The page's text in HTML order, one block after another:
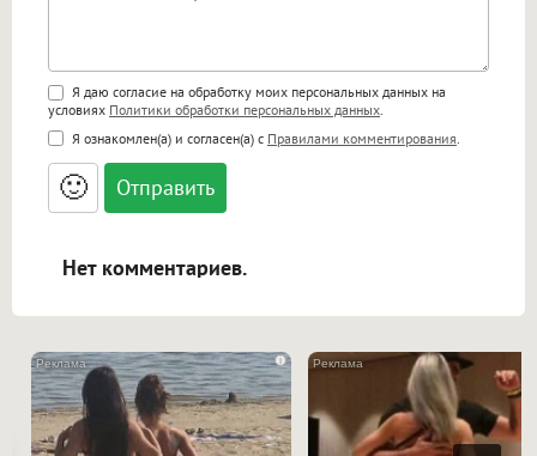
Поддержка HTML
<b>, <strong>, <u>, <i>, <em>, <s>, <big>,
<small>, <sup>, <sub>, <pre>, <ul>, <ol>, <li>,
<blockquote>, <code> экранирует HTML,
адреса URL автоматически становятся
ссылками, и [img]адрес[/img] будет
Я даю согласие на обработку моих персональных данных на
условиях Политики обработки персональных данных
Я ознакомлен(а) и согласен(а) с Правилами комментирования
🙂
Нет комментариев.
i